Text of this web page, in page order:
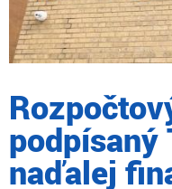
podpísaný
naďalej